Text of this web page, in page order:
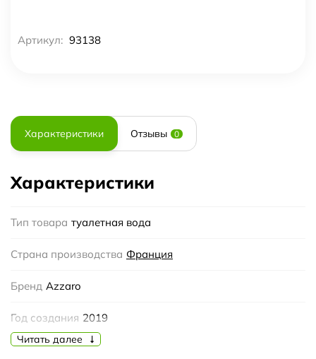
Артикул: 93138
Характеристики Отзывы 0
Характеристики
Тип товара туалетная вода
Страна производства Франция
Бренд Azzaro
Год создания 2019
Пол Унисекс
Читать далее